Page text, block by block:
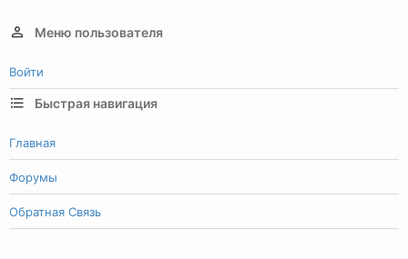
Меню пользователя
Войти
Быстрая навигация
Главная
Форумы
Обратная Связь